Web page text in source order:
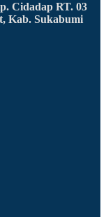
Cidadap RT. 03
Kab. Sukabumi